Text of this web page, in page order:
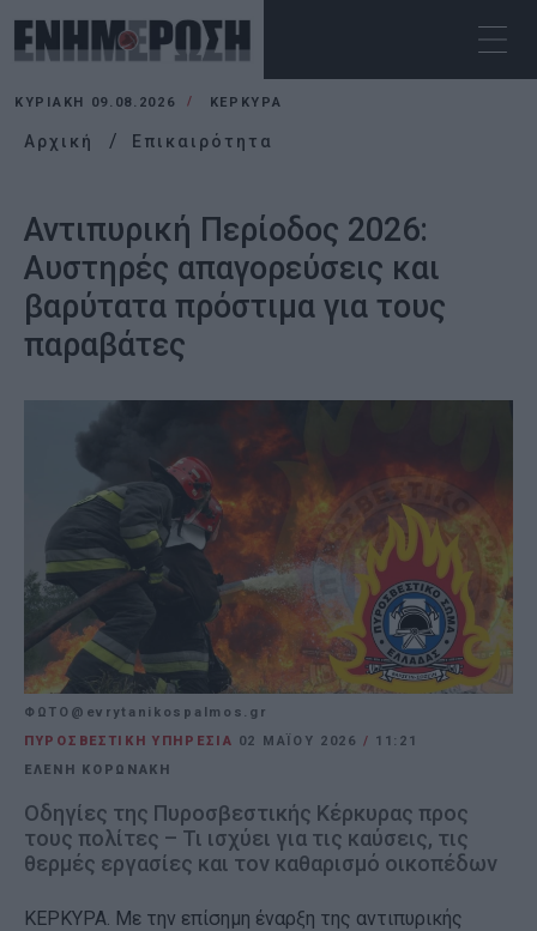
ΚΥΡΙΑΚΉ 09.08.2026 ΚΕΡΚΥΡΑ
Αρχική Επικαιρότητα
Αντιπυρική Περίοδος 2026:
Αυστηρές απαγορεύσεις και
βαρύτατα πρόστιμα για τους
παραβάτες
ΦΩΤΟ@evrytanikospalmos.gr
ΠΥΡΟΣΒΕΣΤΙΚΗ ΥΠΗΡΕΣΙΑ 02 ΜΑΪ́ΟΥ 2026 / 11:21
ΕΛΕΝΗ ΚΟΡΩΝΑΚΗ
Οδηγίες της Πυροσβεστικής Κέρκυρας προς
τους πολίτες – Τι ισχύει για τις καύσεις, τις
θερμές εργασίες και τον καθαρισμό οικοπέδων
ΚΕΡΚΥΡΑ. Με την επίσημη έναρξη της αντιπυρικής